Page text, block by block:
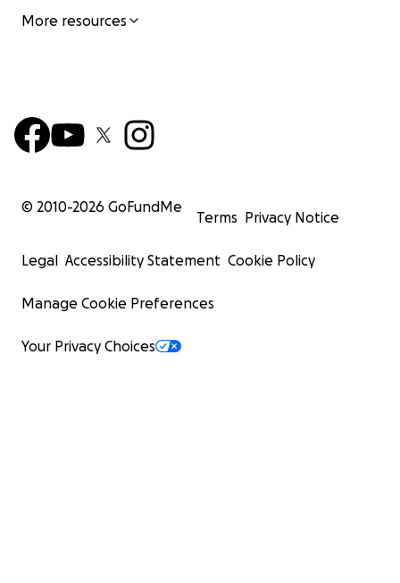
More resources
© 2010-2026 GoFundMe
Terms Privacy Notice
Legal Accessibility Statement Cookie Policy
Manage Cookie Preferences
Your Privacy Choices